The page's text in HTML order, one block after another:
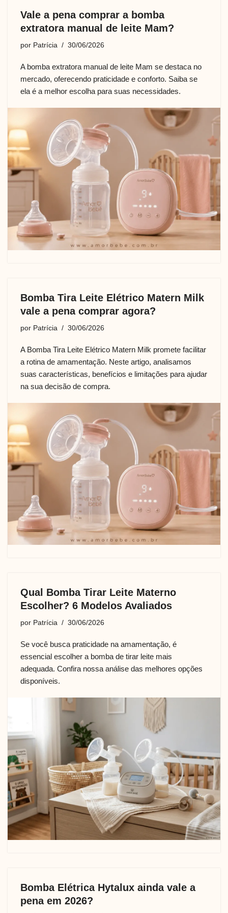
Vale a pena comprar a bomba
extratora manual de leite Mam?
por Patrícia 30/06/2026
A bomba extratora manual de leite Mam se destaca no
mercado, oferecendo praticidade e conforto. Saiba se
ela é a melhor escolha para suas necessidades.
Bomba Tira Leite Elétrico Matern Milk
vale a pena comprar agora?
por Patrícia 30/06/2026
A Bomba Tira Leite Elétrico Matern Milk promete facilitar
a rotina de amamentação. Neste artigo, analisamos
suas características, benefícios e limitações para ajudar
na sua decisão de compra.
Qual Bomba Tirar Leite Materno
Escolher? 6 Modelos Avaliados
por Patrícia 30/06/2026
Se você busca praticidade na amamentação, é
essencial escolher a bomba de tirar leite mais
adequada. Confira nossa análise das melhores opções
disponíveis.
Bomba Elétrica Hytalux ainda vale a
pena em 2026?